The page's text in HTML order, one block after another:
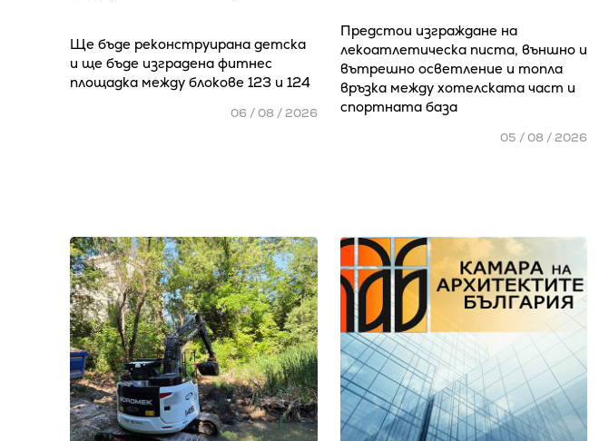
Ще бъде реконструирана детска
и ще бъде изградена фитнес
площадка между блокове 123 и 124
06 / 08 / 2026
Предстои изграждане на
лекоатлетическа писта, външно и
вътрешно осветление и топла
връзка между хотелската част и
спортната база
05 / 08 / 2026